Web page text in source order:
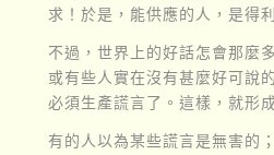
求！於是，能供應的人，是得
不過，世界上的好話怎會那麼
或有些人實在沒有甚麼好可說
必須生產謊言了。這樣，就形
有的人以為某些謊言是無害的